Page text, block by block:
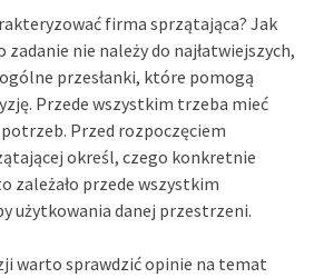
firma sprzątająca? Jak
zadanie nie należy do najłatwiejszych,
przesłanki, które pomogą
Przede wszystkim trzeba mieć
potrzeb. Przed rozpoczęciem
określ, czego konkretnie
zależało przede wszystkim
użytkowania danej przestrzeni.
warto sprawdzić opinie na temat